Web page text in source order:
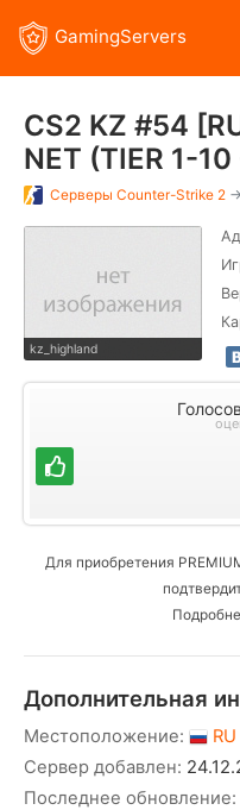
GamingServers
CS2 KZ #54
NET (TIER 1-
Серверы Counter-Strike 2
kz_highland
Для приобретения
Дополнительная
Местоположение:
RU
Сервер добавлен:
Последнее обновление: